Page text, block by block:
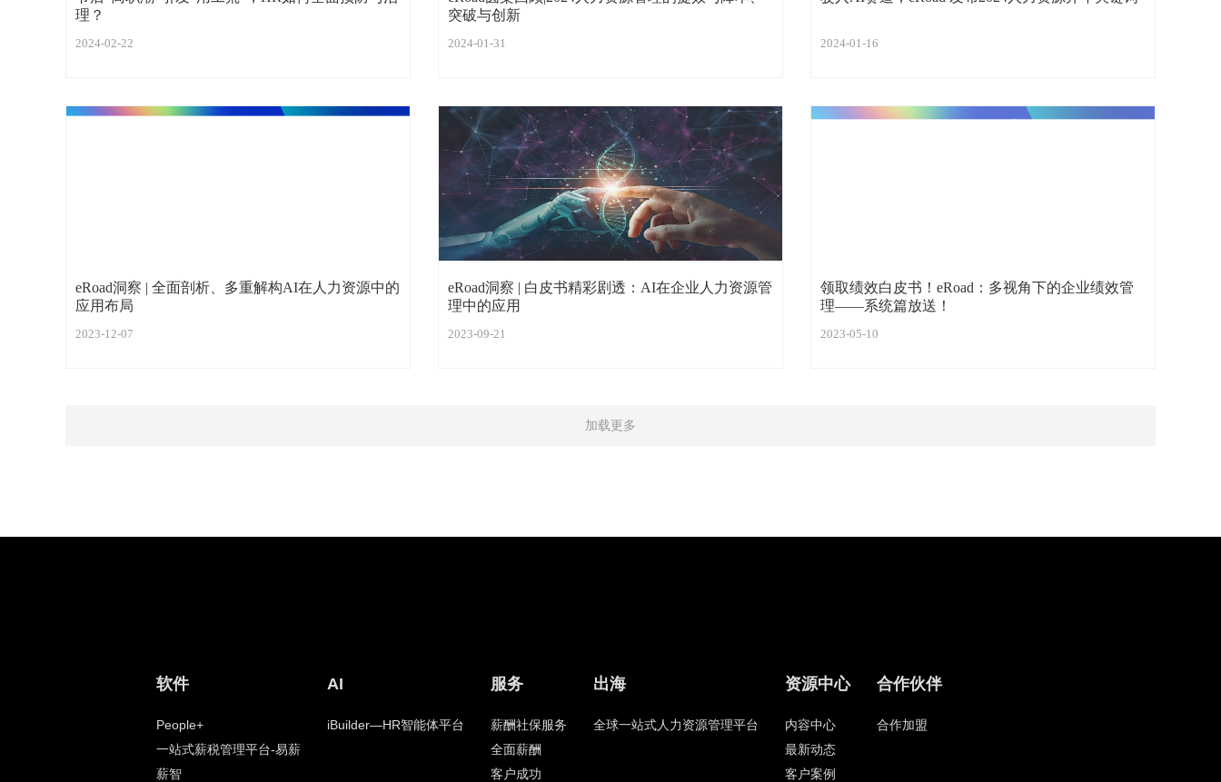
理？
2024-02-22
突破与创新
2024-01-31 2024-01-16
eRoad洞察 | 全面剖析、多重解构AI在人力资源中的
应用布局
2023-12-07
eRoad洞察 | 白皮书精彩剧透：AI在企业人力资源管
理中的应用
2023-09-21
领取绩效白皮书！eRoad：多视角下的企业绩效管
理——系统篇放送！
2023-05-10
加载更多
软件
People+
一站式薪税管理平台-易薪
薪智
AI
iBuilder—HR智能体平台
服务
薪酬社保服务
全面薪酬
客户成功
出海
全球一站式人力资源管理平台
资源中心
内容中心
最新动态
客户案例
合作伙伴
合作加盟